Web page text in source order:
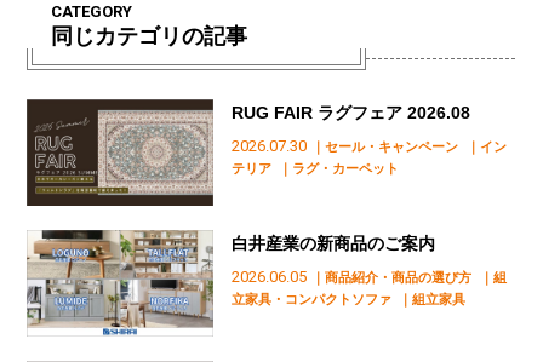
CATEGORY
同じカテゴリの記事
2026.07.30 ｜セール・キャンペーン
｜イン
テリア
｜ラグ・カーペット
RUG FAIR ラグフェア 2026.08
2026.06.05 ｜商品紹介・商品の選び方
｜組
立家具・コンパクトソファ
｜組立家具
白井産業の新商品のご案内